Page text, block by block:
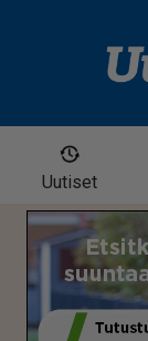
Uutiset